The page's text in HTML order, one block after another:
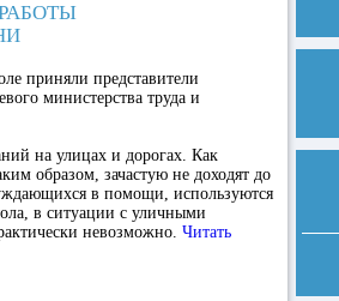
приняли представители
министерства труда и
на улицах и дорогах. Как
образом, зачастую не доходят до
в помощи, используются
в ситуации с уличными
невозможно. Читать